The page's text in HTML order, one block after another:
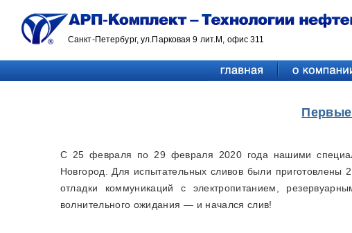
Санкт-Петербург, ул.Парковая 9 лит.М, офис 311
С 25 февраля по 29 февраля 2020 года нашими
Новгород. Для испытательных сливов были
отладки коммуникаций с электропитанием,
волнительного ожидания — и начался слив!